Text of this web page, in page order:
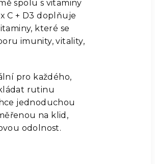
spolu s vitaminy
C + D3 doplňuje
které se
imunity, vitality,
pro každého,
rutinu
jednoduchou
na klid,
odolnost.